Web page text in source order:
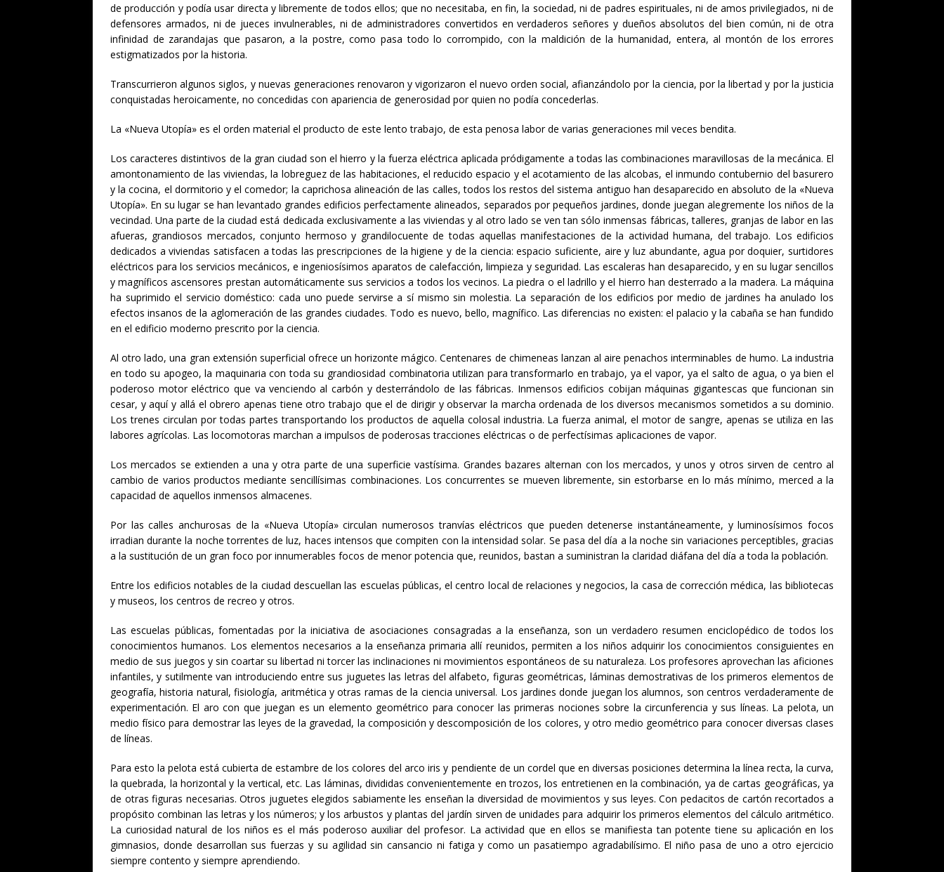
de producción y podía usar directa y libremente de todos ellos; que no necesitaba, en fin, la sociedad, ni de padres espirituales, ni de amos privilegiados, ni de
defensores armados, ni de jueces invulnerables, ni de administradores convertidos en verdaderos señores y dueños absolutos del bien común, ni de otra
infinidad de zarandajas que pasaron, a la postre, como pasa todo lo corrompido, con la maldición de la humanidad, entera, al montón de los errores
estigmatizados por la historia.
Transcurrieron algunos siglos, y nuevas generaciones renovaron y vigorizaron el nuevo orden social, afianzándolo por la ciencia, por la libertad y por la justicia
conquistadas heroicamente, no concedidas con apariencia de generosidad por quien no podía concederlas.
La «Nueva Utopía» es el orden material el producto de este lento trabajo, de esta penosa labor de varias generaciones mil veces bendita.
Los caracteres distintivos de la gran ciudad son el hierro y la fuerza eléctrica aplicada pródigamente a todas las combinaciones maravillosas de la mecánica. El
amontonamiento de las viviendas, la lobreguez de las habitaciones, el reducido espacio y el acotamiento de las alcobas, el inmundo contubernio del basurero
y la cocina, el dormitorio y el comedor; la caprichosa alineación de las calles, todos los restos del sistema antiguo han desaparecido en absoluto de la «Nueva
Utopía». En su lugar se han levantado grandes edificios perfectamente alineados, separados por pequeños jardines, donde juegan alegremente los niños de la
vecindad. Una parte de la ciudad está dedicada exclusivamente a las viviendas y al otro lado se ven tan sólo inmensas fábricas, talleres, granjas de labor en las
afueras, grandiosos mercados, conjunto hermoso y grandilocuente de todas aquellas manifestaciones de la actividad humana, del trabajo. Los edificios
dedicados a viviendas satisfacen a todas las prescripciones de la higiene y de la ciencia: espacio suficiente, aire y luz abundante, agua por doquier, surtidores
eléctricos para los servicios mecánicos, e ingeniosísimos aparatos de calefacción, limpieza y seguridad. Las escaleras han desaparecido, y en su lugar sencillos
y magníficos ascensores prestan automáticamente sus servicios a todos los vecinos. La piedra o el ladrillo y el hierro han desterrado a la madera. La máquina
ha suprimido el servicio doméstico: cada uno puede servirse a sí mismo sin molestia. La separación de los edificios por medio de jardines ha anulado los
efectos insanos de la aglomeración de las grandes ciudades. Todo es nuevo, bello, magnífico. Las diferencias no existen: el palacio y la cabaña se han fundido
en el edificio moderno prescrito por la ciencia.
Al otro lado, una gran extensión superficial ofrece un horizonte mágico. Centenares de chimeneas lanzan al aire penachos interminables de humo. La industria
en todo su apogeo, la maquinaria con toda su grandiosidad combinatoria utilizan para transformarlo en trabajo, ya el vapor, ya el salto de agua, o ya bien el
poderoso motor eléctrico que va venciendo al carbón y desterrándolo de las fábricas. Inmensos edificios cobijan máquinas gigantescas que funcionan sin
cesar, y aquí y allá el obrero apenas tiene otro trabajo que el de dirigir y observar la marcha ordenada de los diversos mecanismos sometidos a su dominio.
Los trenes circulan por todas partes transportando los productos de aquella colosal industria. La fuerza animal, el motor de sangre, apenas se utiliza en las
labores agrícolas. Las locomotoras marchan a impulsos de poderosas tracciones eléctricas o de perfectísimas aplicaciones de vapor.
Los mercados se extienden a una y otra parte de una superficie vastísima. Grandes bazares alternan con los mercados, y unos y otros sirven de centro al
cambio de varios productos mediante sencillísimas combinaciones. Los concurrentes se mueven libremente, sin estorbarse en lo más mínimo, merced a la
capacidad de aquellos inmensos almacenes.
Por las calles anchurosas de la «Nueva Utopía» circulan numerosos tranvías eléctricos que pueden detenerse instantáneamente, y luminosísimos focos
irradian durante la noche torrentes de luz, haces intensos que compiten con la intensidad solar. Se pasa del día a la noche sin variaciones perceptibles, gracias
a la sustitución de un gran foco por innumerables focos de menor potencia que, reunidos, bastan a suministran la claridad diáfana del día a toda la población.
Entre los edificios notables de la ciudad descuellan las escuelas públicas, el centro local de relaciones y negocios, la casa de corrección médica, las bibliotecas
y museos, los centros de recreo y otros.
Las escuelas públicas, fomentadas por la iniciativa de asociaciones consagradas a la enseñanza, son un verdadero resumen enciclopédico de todos los
conocimientos humanos. Los elementos necesarios a la enseñanza primaria allí reunidos, permiten a los niños adquirir los conocimientos consiguientes en
medio de sus juegos y sin coartar su libertad ni torcer las inclinaciones ni movimientos espontáneos de su naturaleza. Los profesores aprovechan las aficiones
infantiles, y sutilmente van introduciendo entre sus juguetes las letras del alfabeto, figuras geométricas, láminas demostrativas de los primeros elementos de
geografía, historia natural, fisiología, aritmética y otras ramas de la ciencia universal. Los jardines donde juegan los alumnos, son centros verdaderamente de
experimentación. El aro con que juegan es un elemento geométrico para conocer las primeras nociones sobre la circunferencia y sus líneas. La pelota, un
medio físico para demostrar las leyes de la gravedad, la composición y descomposición de los colores, y otro medio geométrico para conocer diversas clases
de líneas.
Para esto la pelota está cubierta de estambre de los colores del arco iris y pendiente de un cordel que en diversas posiciones determina la línea recta, la curva,
la quebrada, la horizontal y la vertical, etc. Las láminas, divididas convenientemente en trozos, los entretienen en la combinación, ya de cartas geográficas, ya
de otras figuras necesarias. Otros juguetes elegidos sabiamente les enseñan la diversidad de movimientos y sus leyes. Con pedacitos de cartón recortados a
propósito combinan las letras y los números; y los arbustos y plantas del jardín sirven de unidades para adquirir los primeros elementos del cálculo aritmético.
La curiosidad natural de los niños es el más poderoso auxiliar del profesor. La actividad que en ellos se manifiesta tan potente tiene su aplicación en los
gimnasios, donde desarrollan sus fuerzas y su agilidad sin cansancio ni fatiga y como un pasatiempo agradabilísimo. El niño pasa de uno a otro ejercicio
siempre contento y siempre aprendiendo.